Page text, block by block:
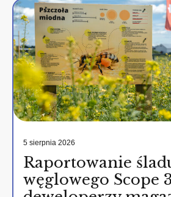
5 sierpnia 2026
Raportowanie
węglowego Scope